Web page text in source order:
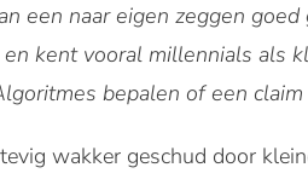
een naar eigen zeggen
kent vooral millennials als
bepalen of een
wakker geschud door